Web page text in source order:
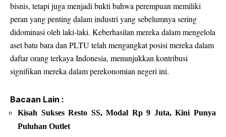
bisnis, tetapi juga menjadi bukti bahwa perempuan memiliki
peran yang penting dalam industri yang sebelumnya sering
didominasi oleh laki-laki. Keberhasilan mereka dalam mengelola
aset batu bara dan PLTU telah mengangkat posisi mereka dalam
daftar orang terkaya Indonesia, menunjukkan kontribusi
signifikan mereka dalam perekonomian negeri ini.
Bacaan Lain :
Kisah Sukses Resto SS, Modal Rp 9 Juta, Kini Punya
Puluhan Outlet